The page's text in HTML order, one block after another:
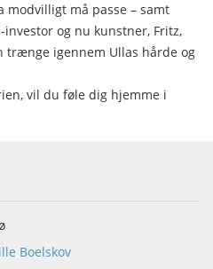
modvilligt må passe – samt
og nu kunstner, Fritz,
trænge igennem Ullas hårde og
vil du føle dig hjemme i
Boelskov